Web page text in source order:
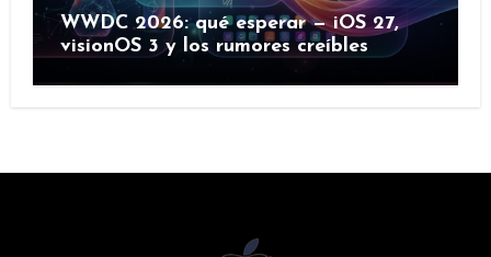
WWDC 2026: qué esperar — iOS 27,
visionOS 3 y los rumores creíbles